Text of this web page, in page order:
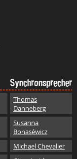
Synchronsprecher
Thomas
Danneberg
Susanna
Bonaséwicz
Michael Chevalier